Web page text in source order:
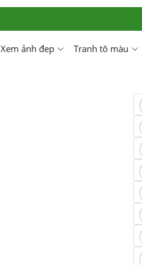
Xem ảnh đep Tranh tô màu